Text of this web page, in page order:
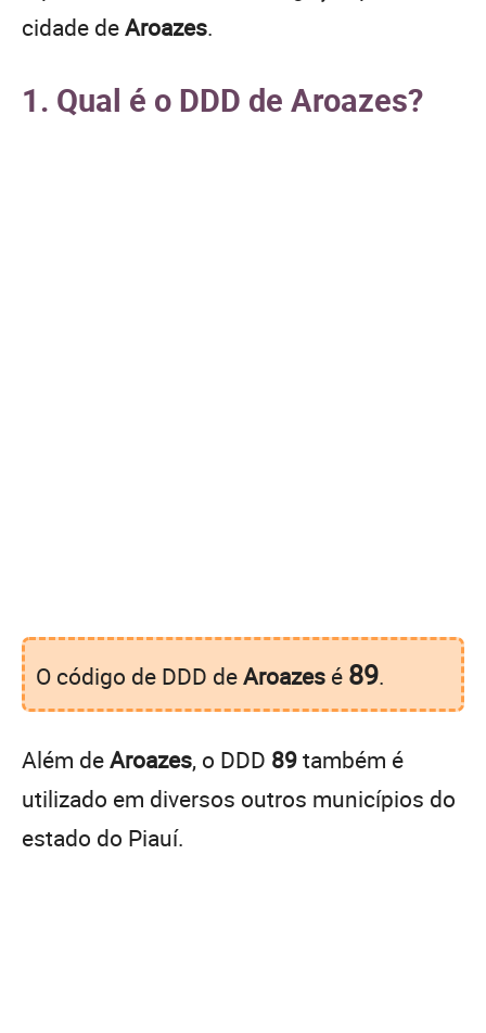
cidade deAroazes.
1. Qual é o DDD de Aroazes?
O código de DDD deAroazes é 89.
Além deAroazes, o DDD 89também é
utilizado em diversos outros municípios do
estado do Piauí.